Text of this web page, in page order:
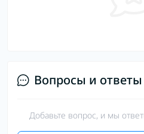
Вопросы и ответы
Добавьте вопрос, и мы